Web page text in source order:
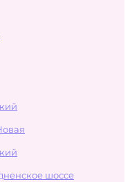
шоссе